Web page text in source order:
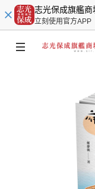
志光保成旗艦商
立刻使用官方APP